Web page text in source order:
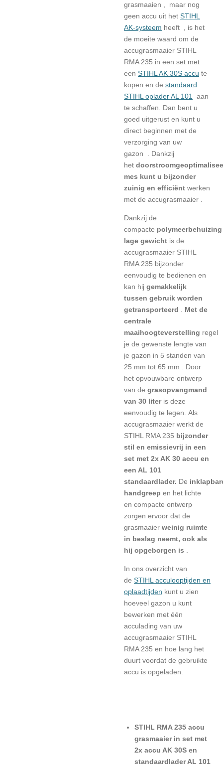
grasmaaien
maar nog
geen accu uit het STIHL
AK-systeem heeft , is het
de moeite waard om de
accugrasmaaier STIHL
RMA 235 in een set met
een STIHL AK 30S accu te
kopen en de standaard
STIHL oplader AL 101
aan
te schaffen.
Dan bent u
goed uitgerust en kunt u
direct beginnen met de
verzorging van uw
gazon
Dankzij
het
mes kunt u bijzonder
zuinig en efficiënt werken
met de accugrasmaaier
Dankzij de
compacte polymeerbehuizing
lage gewicht is de
accugrasmaaier STIHL
RMA 235 bijzonder
eenvoudig te bedienen en
kan hij gemakkelijk
tussen gebruik worden
getransporteerd
Met de
centrale
maaihoogteverstelling regel
je de gewenste lengte van
je gazon in 5 standen van
25 mm tot 65 mm
Door
het opvouwbare ontwerp
van de grasopvangmand
van 30 liter is deze
eenvoudig te legen. Als
accugrasmaaier werkt de
STIHL RMA 235 bijzonder
stil en emissievrij in een
set met 2x AK 30 accu en
een AL 101
standaardlader. De
handgreep en het lichte
en compacte ontwerp
zorgen ervoor dat de
grasmaaier weinig ruimte
in beslag neemt, ook als
hij opgeborgen is
In ons overzicht van
de STIHL acculooptijden en
oplaadtijden kunt u zien
hoeveel gazon u kunt
bewerken met één
acculading van uw
accugrasmaaier STIHL
RMA 235 en hoe lang het
duurt voordat de gebruikte
accu is opgeladen.
STIHL RMA 235 accu
grasmaaier in set met
2x accu AK 30S en
standaardlader AL 101